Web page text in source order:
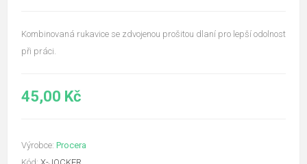
Kombinovaná rukavice se zdvojenou prošitou dlaní pro lepší odolnost
při práci.
45,00 Kč
Výrobce: Procera